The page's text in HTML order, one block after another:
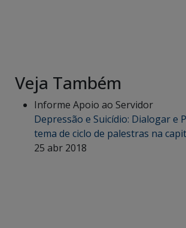
Veja Também
Informe Apoio ao Servidor
Depressão e Suicídio: Dialogar e
tema de ciclo de palestras na
25 abr 2018